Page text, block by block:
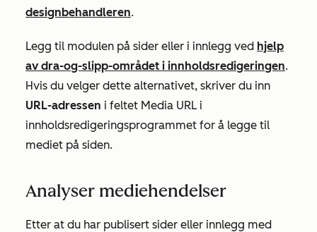
designbehandleren.
Legg til modulen på sider eller i innlegg ved hjelp
av dra-og-slipp-området i innholdsredigeringen.
Hvis du velger dette alternativet, skriver du inn
URL-adressen i feltet Media URL i
innholdsredigeringsprogrammet for å legge til
mediet på siden.
Analyser mediehendelser
Etter at du har publisert sider eller innlegg med